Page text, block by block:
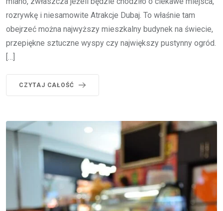
rozrywkę i niesamowite Atrakcje Dubaj. To właśnie tam
obejrzeć można najwyższy mieszkalny budynek na świecie,
przepiękne sztuczne wyspy czy największy pustynny ogród.
[…]
CZYTAJ CAŁOŚĆ